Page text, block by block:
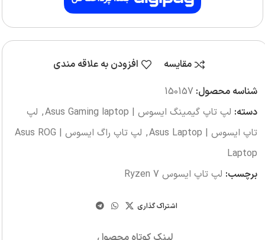
مقایسه
افزودن به علاقه مندی
شناسه محصول: 150157
دسته: لپ تاپ گیمینگ ایسوس | Asus Gaming laptop , لپ
تاپ ایسوس | Asus Laptop
,
لپ تاپ راگ ایسوس | Asus ROG
Laptop
برچسب: لپ تاپ ایسوس Ryzen 7
اشتراک گذاری